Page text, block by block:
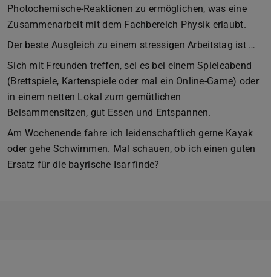
Photochemische-Reaktionen zu ermöglichen, was eine
Zusammenarbeit mit dem Fachbereich Physik erlaubt.
Der beste Ausgleich zu einem stressigen Arbeitstag ist …
Sich mit Freunden treffen, sei es bei einem Spieleabend
(Brettspiele, Kartenspiele oder mal ein Online-Game) oder
in einem netten Lokal zum gemütlichen
Beisammensitzen, gut Essen und Entspannen.
Am Wochenende fahre ich leidenschaftlich gerne Kayak
oder gehe Schwimmen. Mal schauen, ob ich einen guten
Ersatz für die bayrische Isar finde?